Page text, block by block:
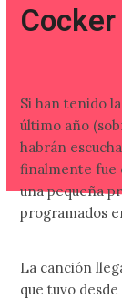
Cocker
Si han tenido
último año
habrán
finalmente fue
una pequeña
programados
La canción
que tuvo